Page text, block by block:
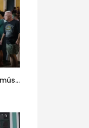
Flipelô começa em Salvador com música, poesia e grande participação